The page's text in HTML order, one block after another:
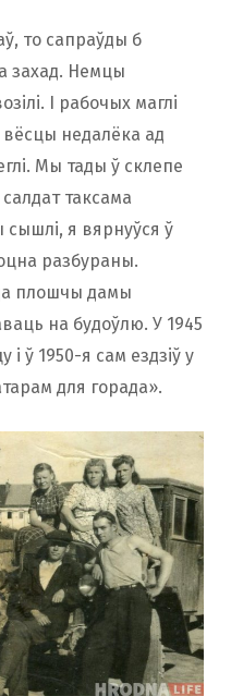
то сапраўды б
захад. Немцы
І рабочых маглі
недалёка ад
Мы тады ў склепе
салдат таксама
сышлі, я вярнуўся ў
разбураны.
плошчы дамы
на будоўлю. У 1945
і ў 1950-я сам ездзіў у
для горада».